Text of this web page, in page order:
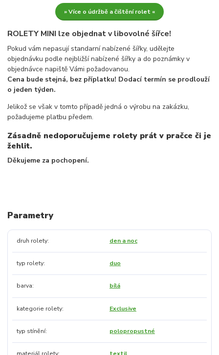
» Více o údržbě a čištění rolet «
ROLETY MINI lze objednat v libovolné šířce!
Pokud vám nepasují standarní nabízené šířky, udělejte
objednávku podle nejbližší nabízené šířky a do poznámky v
objednávce napiště Vámi požadovanou.
Cena bude stejná, bez příplatku! Dodací termín se prodlouží
o jeden týden.
Jelikož se však v tomto případě jedná o výrobu na zakázku,
požadujeme platbu předem.
Zásadně nedoporučujeme rolety prát v pračce či je
žehlit.
Děkujeme za pochopení.
Parametry
druh rolety den a noc
typ rolety duo
barva bílá
kategorie rolety Exclusive
typ stínění polopropustné